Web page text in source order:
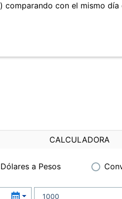
comparando con el mismo
CALCULADORA
a Pesos